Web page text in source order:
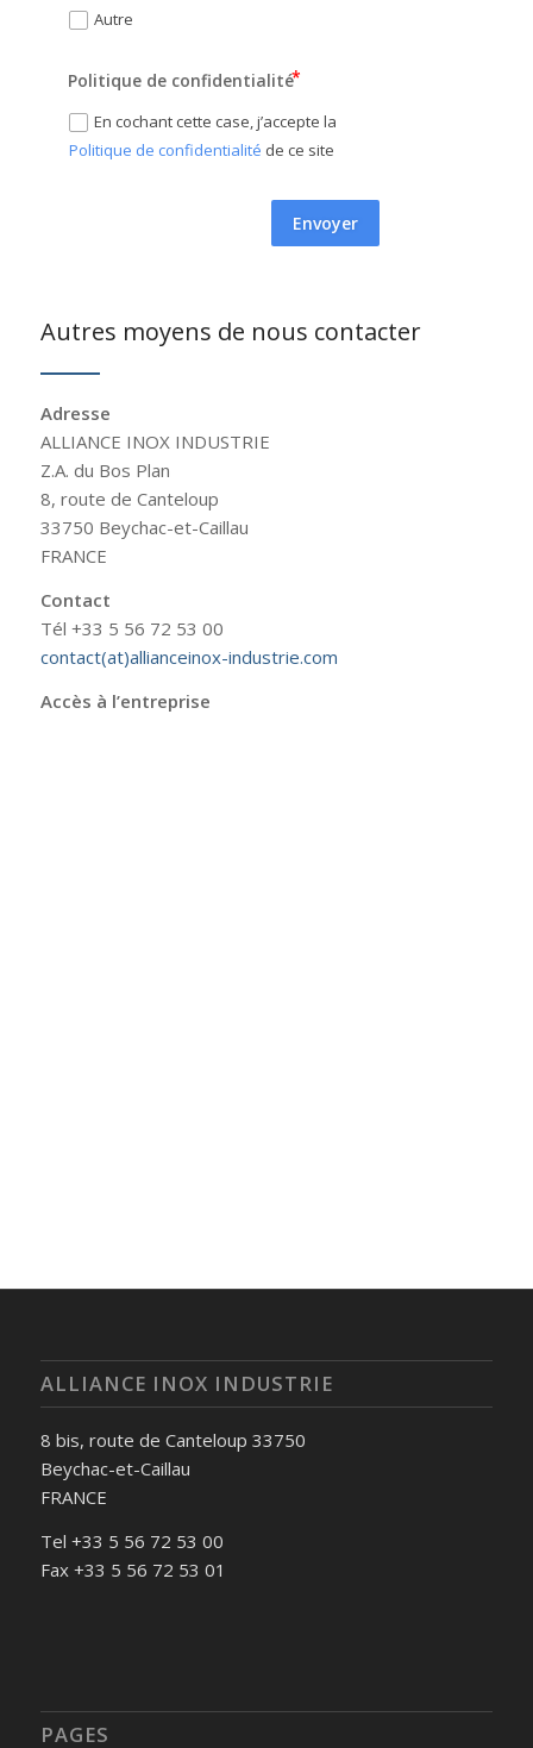
Autre
Politique de confidentialité
En cochant cette case, j’accepte la
Politique de confidentialité de ce site
Envoyer
Autres moyens de nous contacter
Adresse
ALLIANCE INOX INDUSTRIE
Z.A. du Bos Plan
8, route de Canteloup
33750 Beychac-et-Caillau
FRANCE
Contact
Tél +33 5 56 72 53 00
contact(at)allianceinox-industrie.com
Accès à l’entreprise
ALLIANCE INOX INDUSTRIE
8 bis, route de Canteloup 33750
Beychac-et-Caillau
FRANCE
Tel +33 5 56 72 53 00
Fax +33 5 56 72 53 01
PAGES